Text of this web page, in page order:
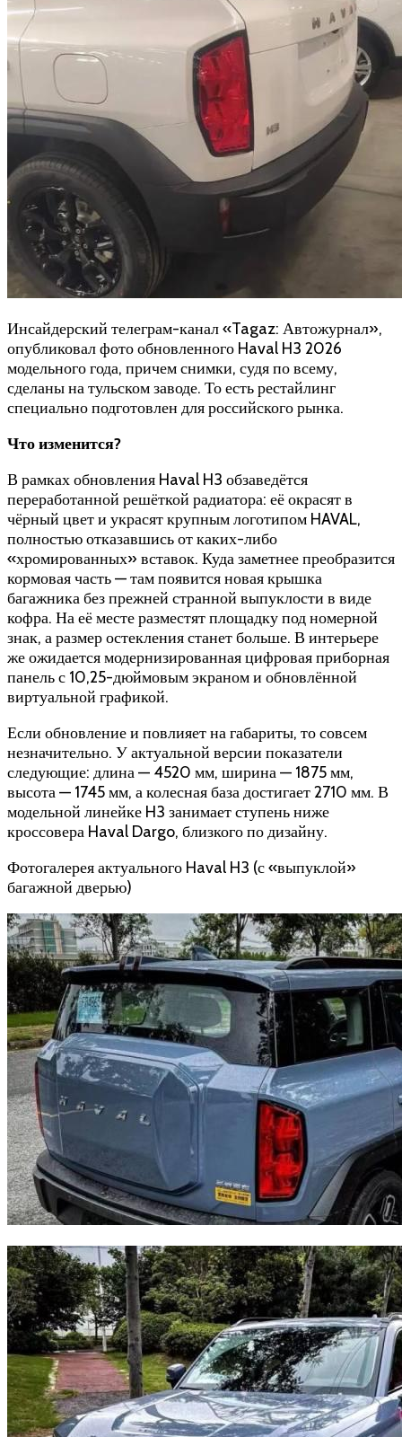
Инсайдерский телеграм-канал «Tagaz: Автожурнал»,
опубликовал фото обновленного Haval H3 2026
модельного года, причем снимки, судя по всему,
сделаны на тульском заводе. То есть рестайлинг
специально подготовлен для российского рынка.
Что изменится?
В рамках обновления Haval H3 обзаведётся
переработанной решёткой радиатора: её окрасят в
чёрный цвет и украсят крупным логотипом HAVAL,
полностью отказавшись от каких-либо
«хромированных» вставок. Куда заметнее преобразится
кормовая часть — там появится новая крышка
багажника без прежней странной выпуклости в виде
кофра. На её месте разместят площадку под номерной
знак, а размер остекления станет больше. В интерьере
же ожидается модернизированная цифровая приборная
панель с 10,25-дюймовым экраном и обновлённой
виртуальной графикой.
Если обновление и повлияет на габариты, то совсем
незначительно. У актуальной версии показатели
следующие: длина — 4520 мм, ширина — 1875 мм,
высота — 1745 мм, а колесная база достигает 2710 мм. В
модельной линейке H3 занимает ступень ниже
кроссовера Haval Dargo, близкого по дизайну.
Фотогалерея актуального Haval H3 (с «выпуклой»
багажной дверью)